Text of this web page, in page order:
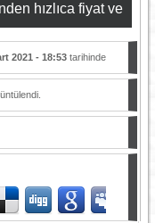
hızlıca fiyat ve
2021 - 18:53tarihinde